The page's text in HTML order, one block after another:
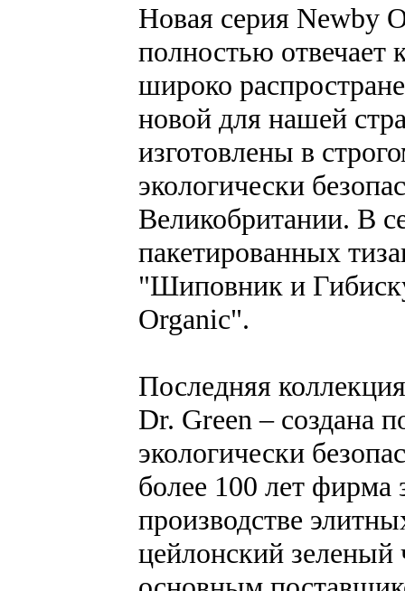
Новая серия Newby
полностью отвечает
широко
новой для нашей
изготовлены в
экологически
Великобритании. В
пакетированных
"Шиповник и
Organic".
Последняя
Dr. Green – создана
экологически
более 100 лет
производстве
цейлонский зеленый